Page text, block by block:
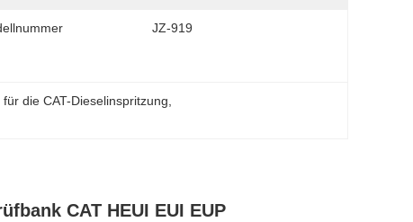
JZ-919
für die CAT-Dieselinspritzung
CAT HEUI EUI EUP